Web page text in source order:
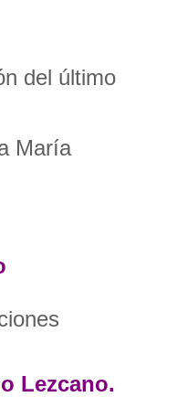
del último
María
Lezcano.